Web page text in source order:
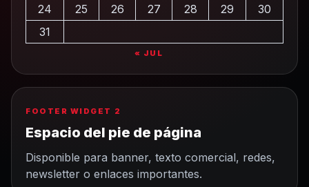
24
25 26 27 28 29
30
31
« JUL
FOOTER WIDGET 2
Espacio del pie de página
Disponible para banner, texto comercial, redes,
newsletter o enlaces importantes.